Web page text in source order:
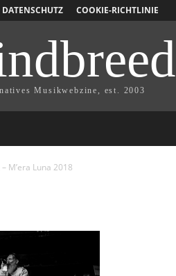
DATENSCHUTZ COOKIE-RICHTLINIE
Musikwebzine, est. 2003
M’era Luna 2018